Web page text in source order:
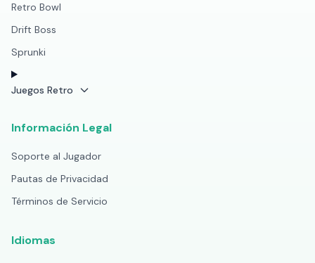
Retro Bowl
Drift Boss
Sprunki
Juegos Retro
Información Legal
Soporte al Jugador
Pautas de Privacidad
Términos de Servicio
Idiomas